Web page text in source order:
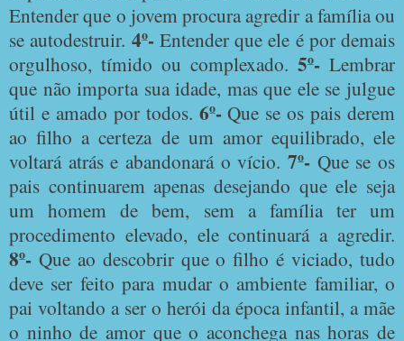
Entender que o jovem procura agredir a família ou
se autodestruir. 4º- Entender que ele é por demais
orgulhoso, tímido ou complexado. 5º- Lembrar
que não importa sua idade, mas que ele se julgue
útil e amado por todos. 6º- Que se os pais derem
ao filho a certeza de um amor equilibrado, ele
voltará atrás e abandonará o vício. 7º- Que se os
pais continuarem apenas desejando que ele seja
um homem de bem, sem a família ter um
procedimento elevado, ele continuará a agredir.
8º- Que ao descobrir que o filho é viciado, tudo
deve ser feito para mudar o ambiente familiar, o
pai voltando a ser o herói da época infantil, a mãe
o ninho de amor que o aconchega nas horas de